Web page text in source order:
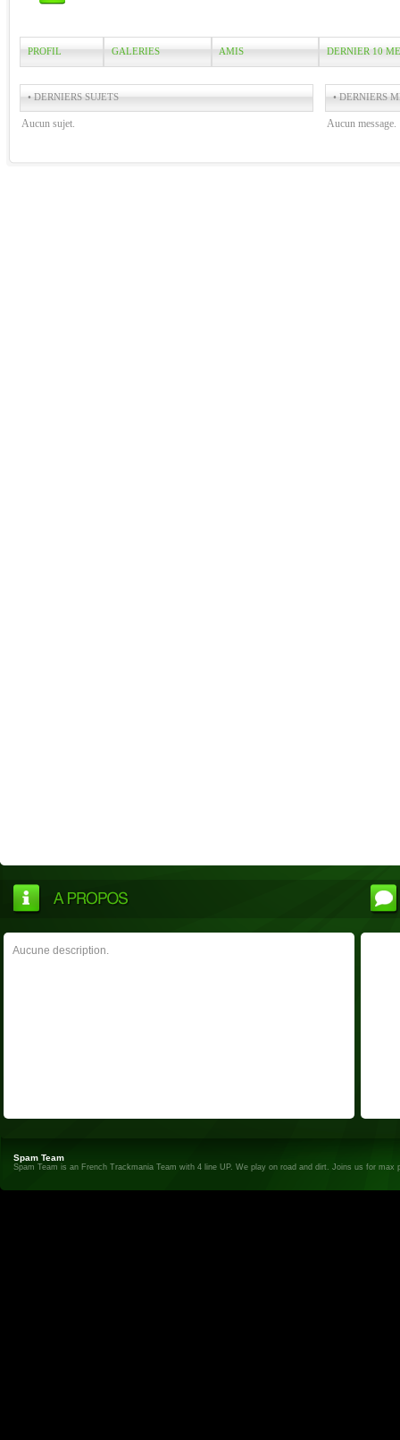
PROFIL GALERIES AMIS DERNIER 10
• DERNIERS SUJETS
Aucun sujet.
• DERNIERS
Aucun message.
Aucune description.
Spam Team
Spam Team is an French Trackmania Team with 4 line UP. We play on road and dirt. Joins us for max